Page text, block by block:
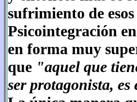
sufrimiento de esos
Psicointegración
en forma muy
que "aquel que
ser protagonista,